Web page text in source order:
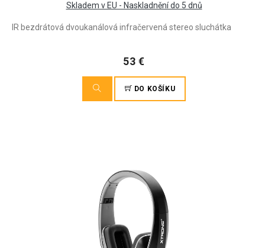
Skladem v EU - Naskladnění do 5 dnů
IR bezdrátová dvoukanálová infračervená stereo sluchátka
53 €
DO KOŠÍKU